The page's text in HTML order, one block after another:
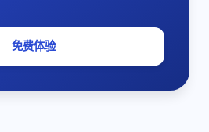
免费体验